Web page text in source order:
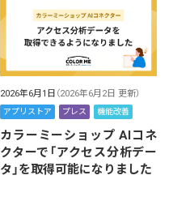
2026年6月1日 （2026年6月2日 更新）
アプリストア プレス 機能改善
カラーミーショップ AIコネ
クターで「アクセス分析デー
タ」を取得可能になりました